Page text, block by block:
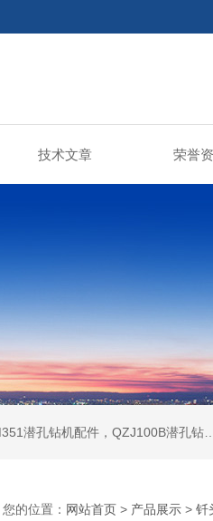
技术文章 荣誉
您的位置： 网站首页 > 产品展示 > 钎